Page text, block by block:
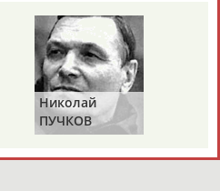
Николай
ПУЧКОВ